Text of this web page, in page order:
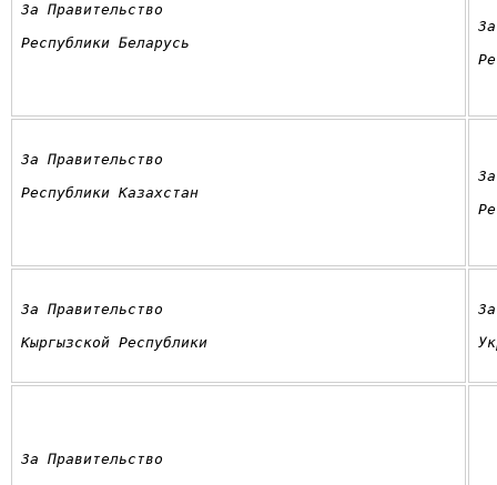
За Правительство
Республики Беларусь
За Правительство
Республики Казахстан
За Правительство
Кыргызской Республики
За Правительство